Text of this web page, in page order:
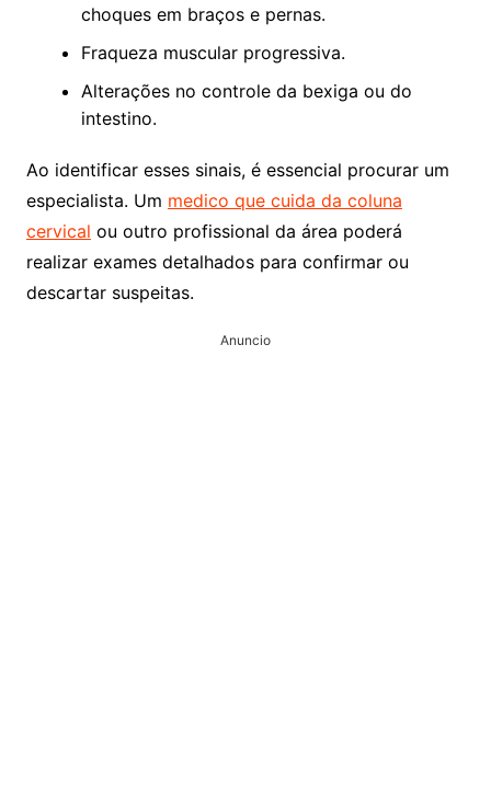
choques em braços e pernas.
Fraqueza muscular progressiva.
Alterações no controle da bexiga ou do
intestino.
Ao identificar esses sinais, é essencial procurar um
especialista. Um medico que cuida da coluna
cervical ou outro profissional da área poderá
realizar exames detalhados para confirmar ou
descartar suspeitas.
Anuncio